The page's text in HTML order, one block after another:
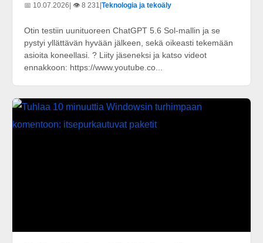
📅 10.07.2026 | 👁️ 8 231 Teknologia ja tekoäly
Otin testiin uunituoreen ChatGPT 5.6 Sol-mallin ja se
pystyi yllättävän hyvään jälkeen, sekä oikeasti tekemään
asioita koneellasi. ? Liity jäseneksi ja katso videot
ennakkoon: https://www.youtube.co...